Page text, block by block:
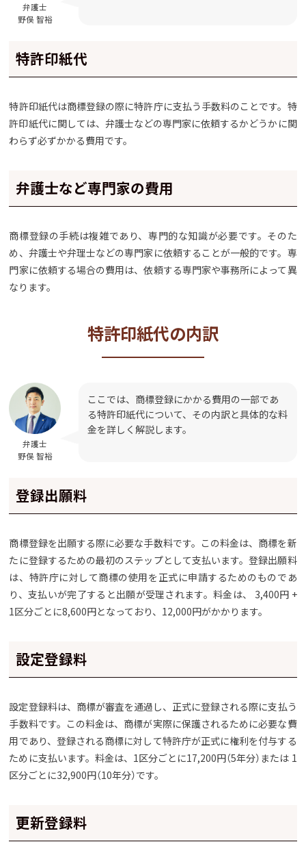
弁護士
野俣 智裕
特許印紙代
特許印紙代は商標登録の際に特許庁に支払う手数料のことです。特
許印紙代に関しては、弁護士などの専門家に依頼するかどうかに関
わらず必ずかかる費用です。
弁護士など専門家の費用
商標登録の手続は複雑であり、専門的な知識が必要です。そのた
め、弁護士や弁理士などの専門家に依頼することが一般的です。専
門家に依頼する場合の費用は、依頼する専門家や事務所によって異
なります。
特許印紙代の内訳
弁護士
野俣 智裕
ここでは、商標登録にかかる費用の一部であ
る特許印紙代について、その内訳と具体的な料
金を詳しく解説します。
登録出願料
商標登録を出願する際に必要な手数料です。この料金は、商標を新
たに登録するための最初のステップとして支払います。登録出願料
は、特許庁に対して商標の使用を正式に申請するためのものであ
り、支払いが完了すると出願が受理されます。料金は、 3,400円 +
1区分ごとに8,600円となっており、12,000円がかかります。
設定登録料
設定登録料は、商標が審査を通過し、正式に登録される際に支払う
手数料です。この料金は、商標が実際に保護されるために必要な費
用であり、登録される商標に対して特許庁が正式に権利を付与する
ために支払います。料金は、1区分ごとに17,200円（5年分）または 1
区分ごとに32,900円（10年分）です。
更新登録料